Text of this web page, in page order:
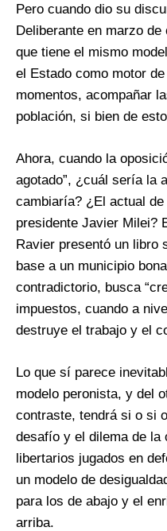
Pero cuando dio su
Deliberante en marzo
que tiene el mismo
el Estado como motor
momentos, acompañar
población, si bien de
Ahora, cuando la
agotado”, ¿cuál sería la
cambiaría? ¿El actual
presidente Javier Milei?
Ravier presentó un libro
base a un municipio
contradictorio, busca
impuestos, cuando a
destruye el trabajo y el
Lo que sí parece
modelo peronista, y del
contraste, tendrá si o si
desafío y el dilema de la
libertarios jugados en
un modelo de
para los de abajo y el
arriba.